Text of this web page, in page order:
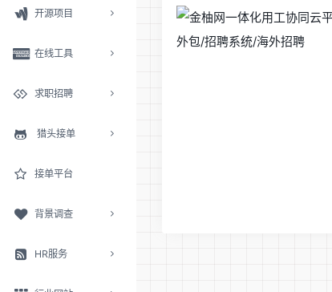
开源项目
在线工具
求职招聘
猎头接单
接单平台
背景调查
HR服务